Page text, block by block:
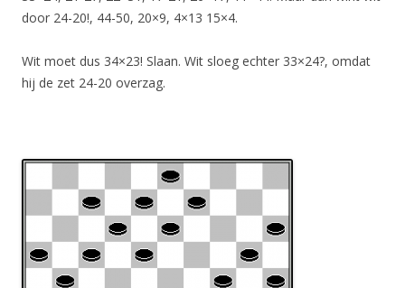
door 24-20!, 44-50, 20×9, 4×13 15×4.
Wit moet dus 34×23! Slaan. Wit sloeg echter 33×24?, omdat
hij de zet 24-20 overzag.